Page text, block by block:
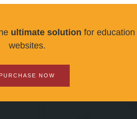
ultimate solution for education
websites.
PURCHASE NOW